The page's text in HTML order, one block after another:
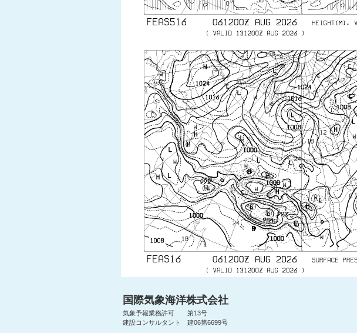
国際気象海洋株式会社
気象予報業務許可 第13号
建設コンサルタント 建06第6699号